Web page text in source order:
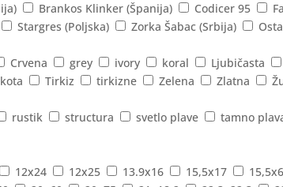
Brankos Klinker (Španija) Codicer 95
Stargres (Poljska) Zorka Šabac (Srbija)
Crvena grey ivory koral Ljubičasta
Tirkiz tirkizne Zelena Zlatna
rustik structura svetlo plave tamno
12x24 12x25 13.9x16 15,5x17